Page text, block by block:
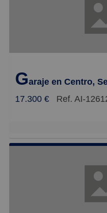
Garaje en Centro,
17.300 €
Ref. AI-